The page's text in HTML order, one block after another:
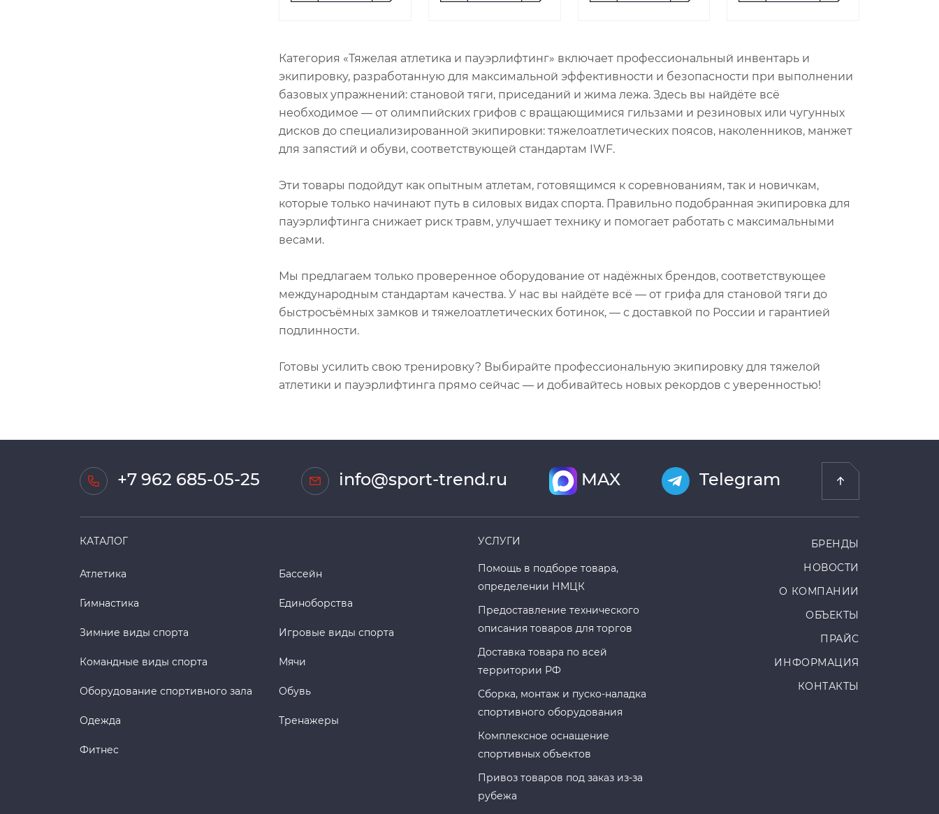
Категория «Тяжелая атлетика и пауэрлифтинг» включает профессиональный инвентарь и
экипировку, разработанную для максимальной эффективности и безопасности при выполнении
базовых упражнений: становой тяги, приседаний и жима лежа. Здесь вы найдёте всё
необходимое — от олимпийских грифов с вращающимися гильзами и резиновых или чугунных
дисков до специализированной экипировки: тяжелоатлетических поясов, наколенников, манжет
для запястий и обуви, соответствующей стандартам IWF.
Эти товары подойдут как опытным атлетам, готовящимся к соревнованиям, так и новичкам,
которые только начинают путь в силовых видах спорта. Правильно подобранная экипировка для
пауэрлифтинга снижает риск травм, улучшает технику и помогает работать с максимальными
весами.
Мы предлагаем только проверенное оборудование от надёжных брендов, соответствующее
международным стандартам качества. У нас вы найдёте всё — от грифа для становой тяги до
быстросъёмных замков и тяжелоатлетических ботинок, — с доставкой по России и гарантией
подлинности.
Готовы усилить свою тренировку? Выбирайте профессиональную экипировку для тяжелой
атлетики и пауэрлифтинга прямо сейчас — и добивайтесь новых рекордов с уверенностью!
+7 962 685-05-25 info@sport-trend.ru MAX Telegram
КАТАЛОГ
Атлетика Бассейн
Гимнастика Единоборства
Зимние виды спорта Игровые виды спорта
Командные виды спорта Мячи
Оборудование спортивного зала Обувь
Одежда Тренажеры
Фитнес
УСЛУГИ
Помощь в подборе товара,
определении НМЦК
Предоставление технического
описания товаров для торгов
Доставка товара по всей
территории РФ
Сборка, монтаж и пуско-наладка
спортивного оборудования
Комплексное оснащение
спортивных объектов
Привоз товаров под заказ из-за
рубежа
БРЕНДЫ
НОВОСТИ
О КОМПАНИИ
ОБЪЕКТЫ
ПРАЙС
ИНФОРМАЦИЯ
КОНТАКТЫ